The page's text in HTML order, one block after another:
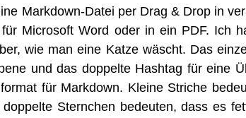
Mark­down-Datei per Drag & Drop in
Micro­soft Word oder in ein PDF. Ich
wie man eine Kat­ze wäscht. Das
und das dop­pel­te Hash­tag für eine
für Mark­down. Klei­ne Stri­che
Stern­chen bedeu­ten, dass es